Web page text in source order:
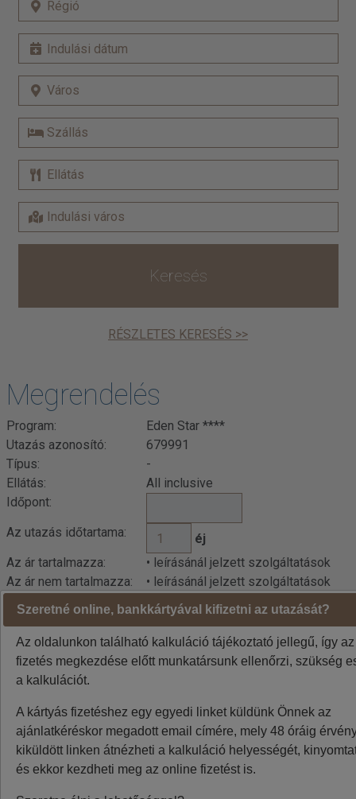
Keresés
RÉSZLETES KERESÉS >>
Megrendelés
Program:
Eden Star ****
Utazás azonosító:
679991
Típus:
-
Ellátás:
All inclusive
Időpont:
Az utazás időtartama:
éj
Az ár tartalmazza:
• leírásánál jelzett szolgáltatások
Az ár nem tartalmazza:
• leírásánál jelzett szolgáltatások
Indulási városok jelentése: BUD=Budapest DEB=Debrecen
BTS=Pozsony, VIE=Bécs
A weboldalon látható áraknál az euró / forint árfolyam
ingadozása miatt eltérések lehetnek, a pontos végleges
Kalkuláció
Szeretné online, bankkártyával kifizetni az utazását?
Az oldalunkon található kalkuláció tájékoztató jellegű, így
fizetés megkezdése előtt munkatársunk ellenőrzi, szükség
a kalkulációt.
A kártyás fizetéshez egy egyedi linket küldünk Önnek az
ajánlatkéréskor megadott email címére, mely 48 óráig
kiküldött linken átnézheti a kalkuláció helyességét,
és ekkor kezdheti meg az online fizetést is.